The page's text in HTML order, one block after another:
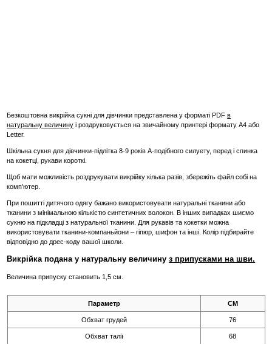
Безкоштовна викрійка сукні для дівчинки представлена у форматі PDFв
натуральну величину і роздруковується на звичайному принтері формату А4 або
Letter.
Шкільна сукня для дівчинки-підлітка 8-9 років А-подібного силуету, перед і спинка
на кокетці, рукави короткі.
Щоб мати можливість роздрукувати викрійку кілька разів, збережіть файл собі на
комп'ютер.
При пошитті дитячого одягу бажано використовувати натуральні тканини або
тканини з мінімальною кількістю синтетичних волокон. В інших випадках шиємо
сукню на підкладці з натуральної тканини. Для рукавів та кокетки можна
використовувати тканини-компаньйони – гіпюр, шифон та інші. Колір підбирайте
відповідно до дрес-коду вашої школи.
Викрійка подана у натуральну величинуз припусками на шви.
Величина припуску становить 1,5 см.
Параметр СМ
Обхват грудей 76
Обхват талії 68